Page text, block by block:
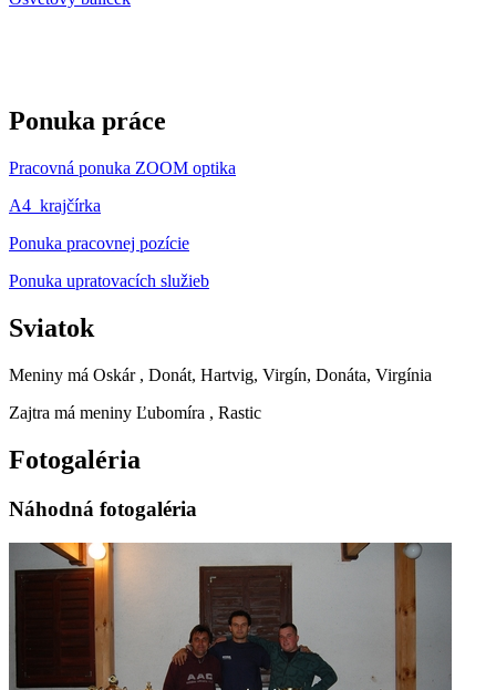
Ponuka práce
Pracovná ponuka ZOOM optika
A4_krajčírka
Ponuka pracovnej pozície
Ponuka upratovacích služieb
Sviatok
Meniny má Oskár , Donát, Hartvig, Virgín, Donáta, Virgínia
Zajtra má meniny Ľubomíra , Rastic
Fotogaléria
Náhodná fotogaléria